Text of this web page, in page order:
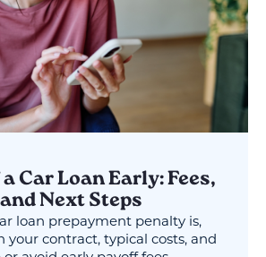
Car Loan Early: Fees,
Next Steps
loan prepayment penalty is,
your contract, typical costs, and